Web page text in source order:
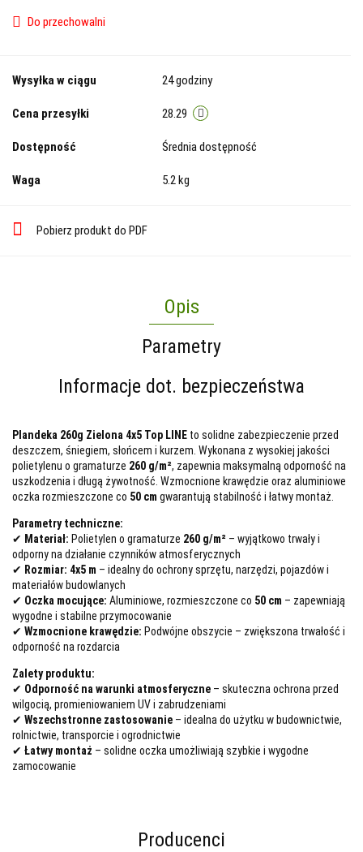
Do przechowalni
Wysyłka w ciągu 24 godziny
Cena przesyłki 28.29
Dostępność Średnia dostępność
Waga 5.2 kg
Pobierz produkt do PDF
Opis
Parametry
Informacje dot. bezpieczeństwa
Plandeka 260g Zielona 4x5 Top LINE to solidne zabezpieczenie przed
deszczem, śniegiem, słońcem i kurzem. Wykonana z wysokiej jakości
polietylenu o gramaturze 260 g/m², zapewnia maksymalną odporność na
uszkodzenia i długą żywotność. Wzmocnione krawędzie oraz aluminiowe
oczka rozmieszczone co 50 cm gwarantują stabilność i łatwy montaż.
Parametry techniczne:
✔ Materiał: Polietylen o gramaturze 260 g/m² – wyjątkowo trwały i
odporny na działanie czynników atmosferycznych
✔ Rozmiar: 4x5 m – idealny do ochrony sprzętu, narzędzi, pojazdów i
materiałów budowlanych
✔ Oczka mocujące: Aluminiowe, rozmieszczone co 50 cm – zapewniają
wygodne i stabilne przymocowanie
✔ Wzmocnione krawędzie: Podwójne obszycie – zwiększona trwałość i
odporność na rozdarcia
Zalety produktu:
✔ Odporność na warunki atmosferyczne – skuteczna ochrona przed
wilgocią, promieniowaniem UV i zabrudzeniami
✔ Wszechstronne zastosowanie – idealna do użytku w budownictwie,
rolnictwie, transporcie i ogrodnictwie
✔ Łatwy montaż – solidne oczka umożliwiają szybkie i wygodne
zamocowanie
Producenci